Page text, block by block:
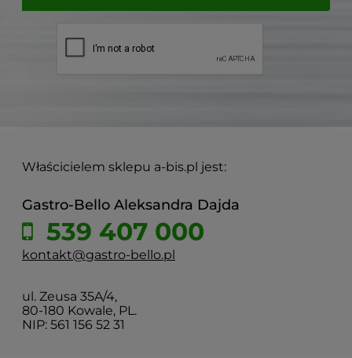
Właścicielem sklepu a-bis.pl jest:
Gastro-Bello Aleksandra Dajda
539 407 000
kontakt@gastro-bello.pl
ul. Zeusa 35A/4,
80-180 Kowale, PL.
NIP: 561 156 52 31